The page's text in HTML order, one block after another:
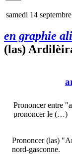
samedi 14
en graphie
(las)
Prononcer entre
prononcer le (…)
Prononcer (las)
nord-gasconne.